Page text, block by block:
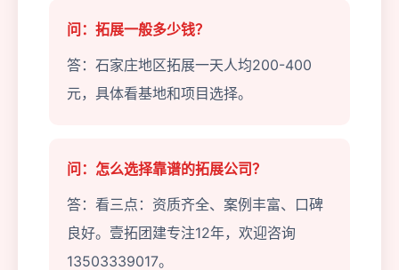
问：拓展一般多少钱？
答：石家庄地区拓展一天人均200-400
元，具体看基地和项目选择。
问：怎么选择靠谱的拓展公司？
答：看三点：资质齐全、案例丰富、口碑
良好。壹拓团建专注12年，欢迎咨询
13503339017。